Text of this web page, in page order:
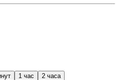
1 час
2 часа